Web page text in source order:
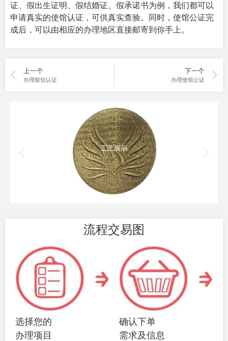
证、假出生证明、假结婚证、假承诺书为例，我们都可以
申请真实的使馆认证，可供真实查验。同时，使馆公证完
成后，可以由相应的办理地区直接邮寄到你手上。
上一个
办理留信认证
下一个
办理使馆公证
工艺展示
流程交易图
选择您的
办理项目
确认下单
需求及信息